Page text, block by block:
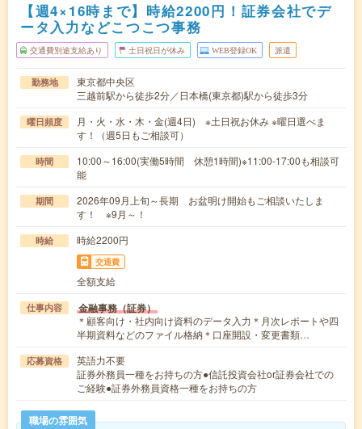
【週4×16時まで】時給2200円！証券会社でデ
ータ入力などこつこつ事務
交通費別途支給あり 土日祝日が休み WEB登録OK 派遣
勤務地
東京都中央区
三越前駅から徒歩2分／日本橋(東京都)駅から徒歩3分
曜日頻度
月・火・水・木・金(週4日) ※土日祝お休み ※曜日選べま
す！（週5日もご相談可）
時間
10:00～16:00(実働5時間 休憩1時間)※11:00-17:00も相談可
能
期間
2026年09月上旬～長期 お盆明け開始もご相談いたしま
す！ ※9月～！
時給 時給2200円
交通費
全額支給
仕事内容 金融事務（証券）
＊顧客向け・社内向け資料のデータ入力＊月次レポートや四
半期資料などのファイル格納＊口座開設・変更書類…
応募資格
英語力不要
証券外務員一種をお持ちの方●信託投資会社or証券会社での
ご経験●証券外務員資格一種をお持ちの方
職場の雰囲気